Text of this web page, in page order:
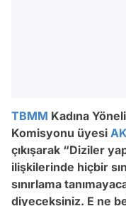
TBMM Kadına
Komisyonu üyesi
çıkışarak “Diziler
ilişkilerinde hiçbir
sınırlama
diyeceksiniz. E ne